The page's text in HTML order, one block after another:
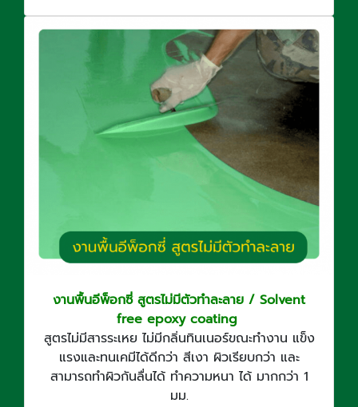
งานพื้นอีพ็อกซี่ สูตรไม่มีตัวทำละลาย / Solvent
free epoxy coating
สูตรไม่มีสารระเหย ไม่มีกลิ่นทินเนอร์ขณะทำงาน แข็ง
แรงและทนเคมีได้ดีกว่า สีเงา ผิวเรียบกว่า และ
สามารถทำผิวกันลื่นได้ ทำความหนา ได้ มากกว่า 1
มม.